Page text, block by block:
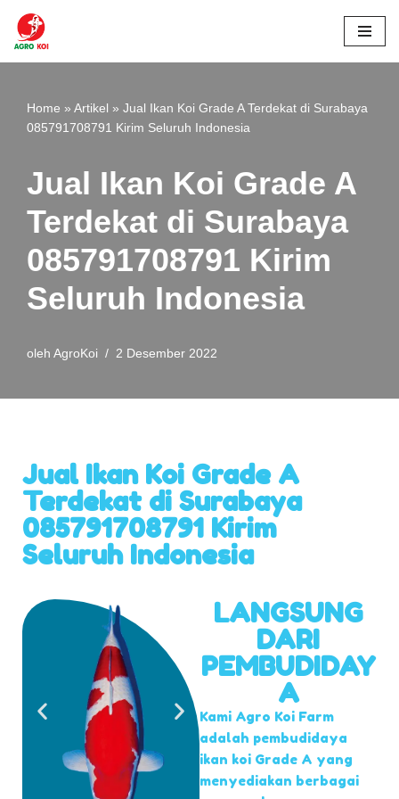
Lompat
Home » Artikel » Jual Ikan Koi Grade A Terdekat di Surabaya
085791708791 Kirim Seluruh Indonesia
Jual Ikan Koi Grade A
Terdekat di Surabaya
085791708791 Kirim
Seluruh Indonesia
oleh AgroKoi 2 Desember 2022
Jual Ikan Koi Grade A
Terdekat di Surabaya
085791708791 Kirim
Seluruh Indonesia
LANGSUNG
DARI
PEMBUDIDAY
A
Kami Agro Koi Farm
adalah pembudidaya
ikan koi Grade A yang
menyediakan berbagai